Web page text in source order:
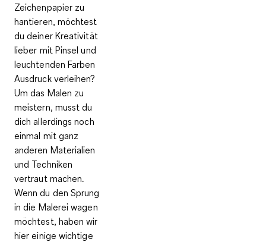
Zeichenpapier zu
hantieren, möchtest
du deiner Kreativität
lieber mit Pinsel und
leuchtenden Farben
Ausdruck verleihen?
Um das Malen zu
meistern, musst du
dich allerdings noch
einmal mit ganz
anderen Materialien
und Techniken
vertraut machen.
Wenn du den Sprung
in die Malerei wagen
möchtest, haben wir
hier einige wichtige